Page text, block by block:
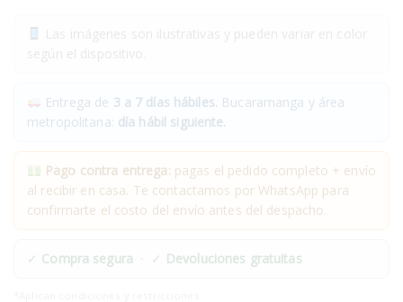
Entrega de 3 a 7 días hábiles. Bucaramanga y área
metropolitana: día hábil siguiente.
Pago contra entrega: pagas el pedido completo + envío
al recibir en casa. Te contactamos por WhatsApp para
confirmarte el costo del envío antes del despacho.
✓ Compra segura · ✓ Devoluciones gratuitas